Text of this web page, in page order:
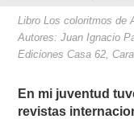
Libro Los coloritmos de
Autores: Juan Ignacio
Ediciones Casa 62,
En mi juventud
revistas